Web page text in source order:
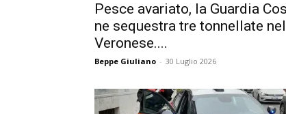
Pesce avariato, la Guardia
ne sequestra tre tonnellate nel
Veronese....
Beppe Giuliano - 30 Luglio 2026